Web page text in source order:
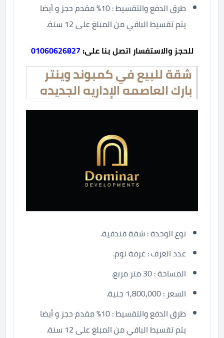
طرق الدفع والتقسيط : 10% مقدم حجز و أيضا
يتم تقسيط الباقي من المبلغ على 12 سنة.
للحجز والاستفسار اتصل بنا على:01060626827
شقة للبيع في كمبوند وينتر
بارك العاصمه الإداريه الجديده
نوع الوحدة : شقة فندقية.
عدد الغرف : غرفة نوم.
المساحة : 30 متر مربع.
السعر : 1,800,000 جنية.
طرق الدفع والتقسيط : 10% مقدم حجز و أيضا
يتم تقسيط الباقي من المبلغ على 12 سنة.